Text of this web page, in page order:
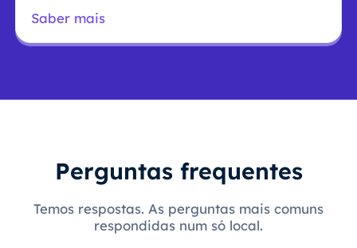
Saber mais
Perguntas frequentes
Temos respostas. As perguntas mais comuns
respondidas num só local.